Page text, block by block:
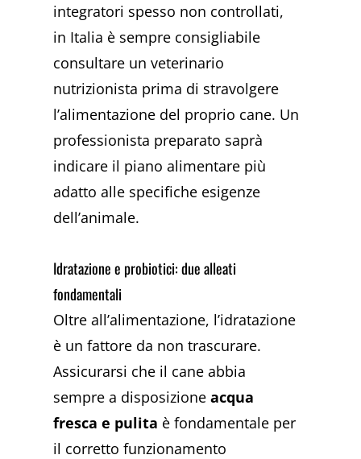
integratori spesso non controllati,
in Italia è sempre consigliabile
consultare un veterinario
nutrizionista prima di stravolgere
l’alimentazione del proprio cane. Un
professionista preparato saprà
indicare il piano alimentare più
adatto alle specifiche esigenze
dell’animale.
Idratazione e probiotici: due alleati
fondamentali
Oltre all’alimentazione, l’idratazione
è un fattore da non trascurare.
Assicurarsi che il cane abbia
sempre a disposizioneacqua
fresca e pulita è fondamentale per
il corretto funzionamento